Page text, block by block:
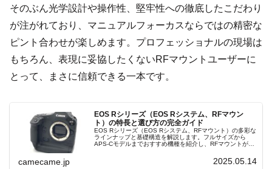
そのぶん光学設計や操作性、堅牢性への徹底したこだわり
が注がれており、マニュアルフォーカスならではの精密な
ピント合わせが楽しめます。プロフェッショナルの現場は
もちろん、表現に妥協したくないRFマウントユーザーに
とって、まさに信頼できる一本です。
EOS Rシリーズ（EOS Rシステム、RFマウン
ト）の特長と選び方の完全ガイド
EOS Rシリーズ（EOS Rシステム、RFマウント）の多彩な
ラインナップと基礎構造を解説します。フルサイズから
APS-Cモデルまでおすすめ機種を紹介し、RFマウントが可
camecame.jp 2025.05.14